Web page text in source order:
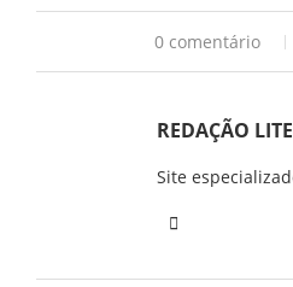
0 comentário
REDAÇÃO
Site